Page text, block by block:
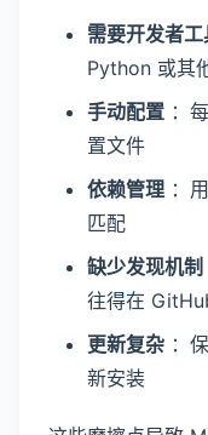
需要开发者工
Python 或其
手动配置 ：
置文件
依赖管理 ：
匹配
缺少发现机制
往得在
更新复杂 ：
新安装